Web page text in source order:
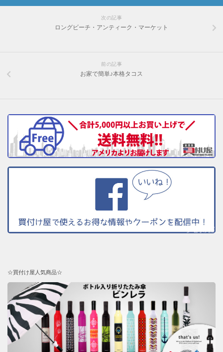
次の記事
ロングビーチ・アンティーク・マーケット
前の記事
お家で簡単♪本格タコス
☆買付け屋人気商品☆